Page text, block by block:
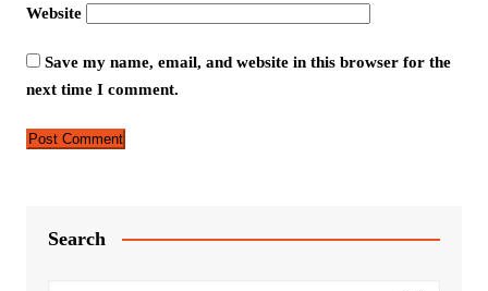
Website
Save my name, email, and website in this browser for the
next time I comment.
Search